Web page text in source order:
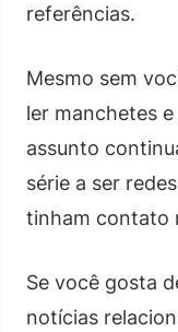
referências.
Mesmo sem
ler manchetes
assunto
série a ser
tinham contato
Se você gosta
notícias